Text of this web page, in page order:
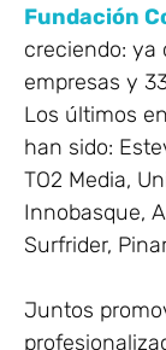
Fundación
creciendo: ya
empresas y
Los últimos
han sido:
TO2 Media,
Innobasque,
Surfrider,
Juntos